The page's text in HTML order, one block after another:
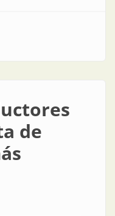
| Analizadores de red
de